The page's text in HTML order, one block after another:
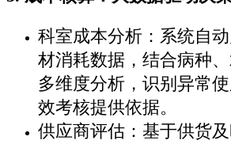
科室成本分析：系统自
材消耗数据，结合病种
多维度分析，识别异常
效考核提供依据。
供应商评估：基于供货